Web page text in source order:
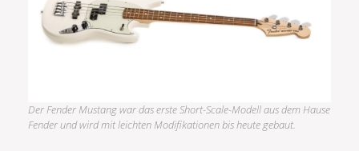
Der Fender Mustang war das erste Short-Scale-Modell aus dem Hause
Fender und wird mit leichten Modifikationen bis heute gebaut.